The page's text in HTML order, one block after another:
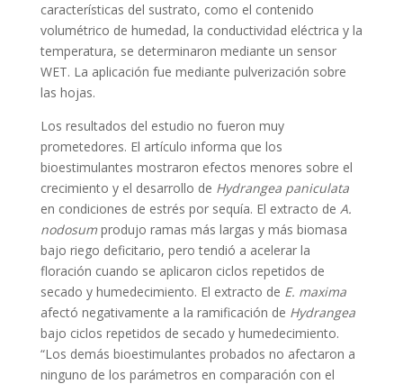
características del sustrato, como el contenido
volumétrico de humedad, la conductividad eléctrica y la
temperatura, se determinaron mediante un sensor
WET. La aplicación fue mediante pulverización sobre
las hojas.
Los resultados del estudio no fueron muy
prometedores. El artículo informa que los
bioestimulantes mostraron efectos menores sobre el
crecimiento y el desarrollo de Hydrangea paniculata
en condiciones de estrés por sequía. El extracto de A.
nodosumprodujo ramas más largas y más biomasa
bajo riego deficitario, pero tendió a acelerar la
floración cuando se aplicaron ciclos repetidos de
secado y humedecimiento. El extracto de E. maxima
afectó negativamente a la ramificación de Hydrangea
bajo ciclos repetidos de secado y humedecimiento.
“Los demás bioestimulantes probados no afectaron a
ninguno de los parámetros en comparación con el